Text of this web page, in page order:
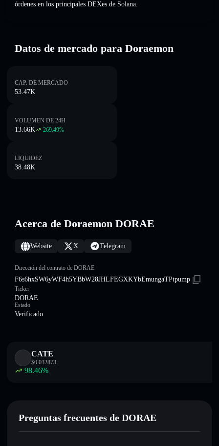
órdenes en los principales DEXes de Solana.
Datos de mercado para Doraemon
CAP. DE MERCADO
53.47K
VOLUMEN DE 24H
13.66K 269.49%
LIQUIDEZ
38.48K
Acerca de Doraemon DORAE
Website X Telegram
Dirección del contrato de DORAE
F6s6hxSW6yWF4h5YBbW28JHLFEGXKYbEmungaTPtpump
Ticker
DORAE
Estado
Verificado
CATE
$0.032873
98.46%
Preguntas frecuentes de DORAE